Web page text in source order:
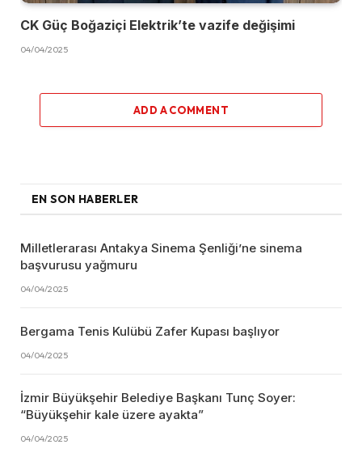
CK Güç Boğaziçi Elektrik’te vazife değişimi
04/04/2025
ADD A COMMENT
EN SON HABERLER
Milletlerarası Antakya Sinema Şenliği’ne sinema
başvurusu yağmuru
04/04/2025
Bergama Tenis Kulübü Zafer Kupası başlıyor
04/04/2025
İzmir Büyükşehir Belediye Başkanı Tunç Soyer:
“Büyükşehir kale üzere ayakta”
04/04/2025